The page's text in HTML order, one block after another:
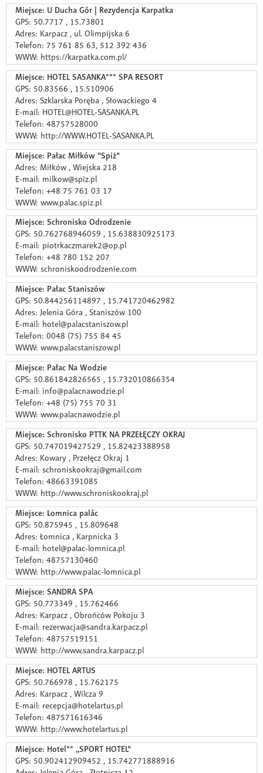
Miejsce: U Ducha Gór | Rezydencja Karpatka
GPS: 50.7717 , 15.73801
Adres: Karpacz , ul. Olimpijska 6
Telefon: 75 761 85 63, 512 392 436
WWW: https://karpatka.com.pl/
Miejsce: HOTEL SASANKA*** SPA RESORT
GPS: 50.83566 , 15.510906
Adres: Szklarska Poręba , Słowackiego 4
E-mail: HOTEL@HOTEL-SASANKA.PL
Telefon: 48757528000
WWW: http://WWW.HOTEL-SASANKA.PL
Miejsce: Pałac Miłków "Spiż"
Adres: Miłków , Wiejska 218
E-mail: milkow@spiz.pl
Telefon: +48 75 761 03 17
WWW: www.palac.spiz.pl
Miejsce: Schronisko Odrodzenie
GPS: 50.762768946059 , 15.638830925173
E-mail: piotrkaczmarek2@op.pl
Telefon: +48 780 152 207
WWW: schroniskoodrodzenie.com
Miejsce: Pałac Staniszów
GPS: 50.844256114897 , 15.741720462982
Adres: Jelenia Góra , Staniszów 100
E-mail: hotel@palacstaniszow.pl
Telefon: 0048 (75) 755 84 45
WWW: www.palacstaniszow.pl
Miejsce: Pałac Na Wodzie
GPS: 50.861842826565 , 15.732010866354
E-mail: info@palacnawodzie.pl
Telefon: +48 (75) 755 70 31
WWW: www.palacnawodzie.pl
Miejsce: Schronisko PTTK NA PRZEŁĘCZY OKRAJ
GPS: 50.747019427529 , 15.82423388958
Adres: Kowary , Przełęcz Okraj 1
E-mail: schroniskookraj@gmail.com
Telefon: 48663391085
WWW: http://www.schroniskookraj.pl
Miejsce: Lomnica palác
GPS: 50.875945 , 15.809648
Adres: Łomnica , Karpnicka 3
E-mail: hotel@palac-lomnica.pl
Telefon: 48757130460
WWW: http://www.palac-lomnica.pl
Miejsce: SANDRA SPA
GPS: 50.773349 , 15.762466
Adres: Karpacz , Obrońców Pokoju 3
E-mail: rezerwacja@sandra.karpacz.pl
Telefon: 48757519151
WWW: http://www.sandra.karpacz.pl
Miejsce: HOTEL ARTUS
GPS: 50.766978 , 15.762175
Adres: Karpacz , Wilcza 9
E-mail: recepcja@hotelartus.pl
Telefon: 487571616346
WWW: http://www.hotelartus.pl
Miejsce: Hotel** „SPORT HOTEL"
GPS: 50.902412909452 , 15.742771888916